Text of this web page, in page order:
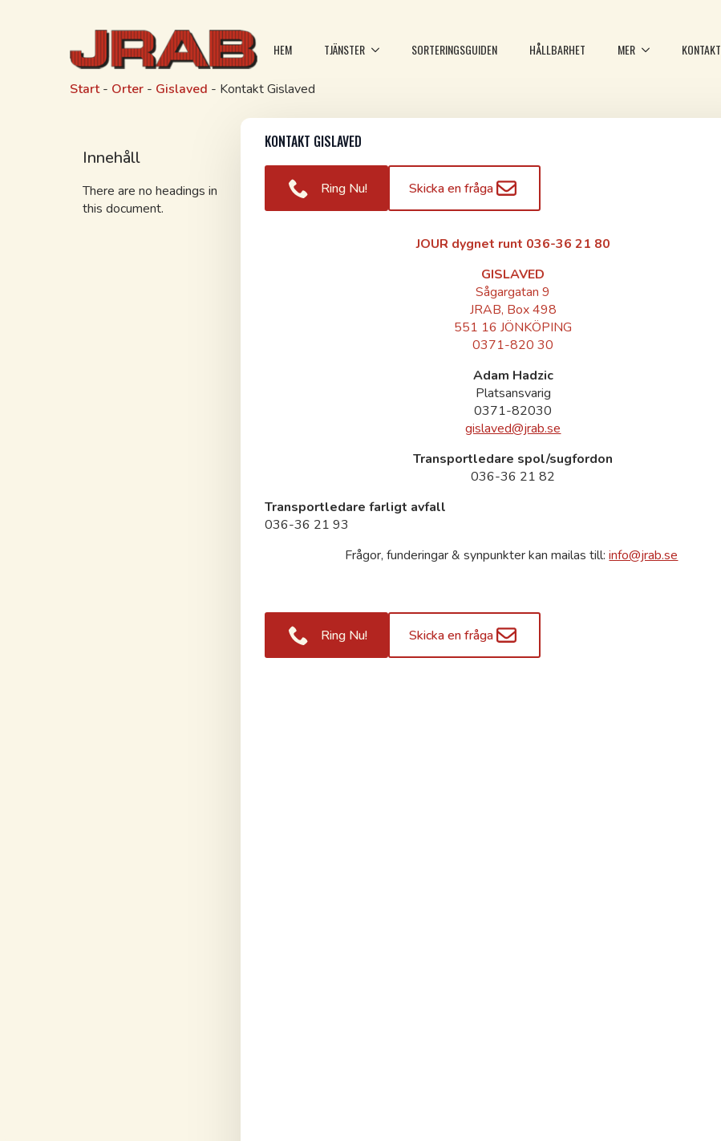
HEM TJÄNSTER SORTERINGSGUIDEN HÅLLBARHET MER KONTAKT
Start- Orter - Gislaved - Kontakt Gislaved
Innehåll
There are no headings in
this document.
KONTAKT GISLAVED
Ring Nu! Skicka en fråga
JOUR dygnet runt 036-36 21 80
GISLAVED
Sågargatan 9
JRAB, Box 498
551 16 JÖNKÖPING
0371-820 30
Adam Hadzic
Platsansvarig
0371-82030
gislaved@jrab.se
Transportledare spol/sugfordon
036-36 21 82
Transportledare farligt avfall
036-36 21 93
Frågor, funderingar & synpunkter kan mailas till:info@jrab.se
Ring Nu! Skicka en fråga